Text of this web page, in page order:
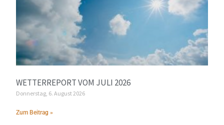
WETTERREPORT VOM JULI 2026
Donnerstag, 6. August 2026
Zum Beitrag »